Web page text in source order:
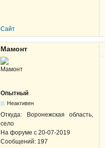
Сайт
Мамонт
Опытный
Неактивен
Откуда:
Воронежская область,
село
На форуме с 20-07-2019
Сообщений: 197